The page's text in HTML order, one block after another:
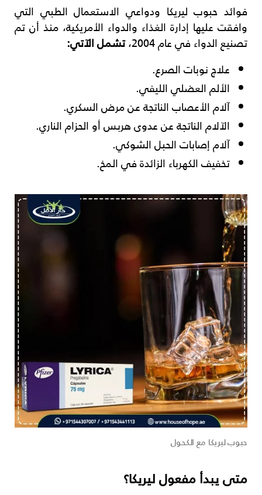
فوائد حبوب ليريكا ودواعي الاستعمال الطبي التي
وافقت عليها إدارة الغذاء والدواء الأمريكية، منذ أن تم
تصنيع الدواء في عام 2004،
تشمل الآتي:
علاج نوبات الصرع.
الألم العضلي الليفي.
آلام الأعصاب الناتجة عن مرض السكري.
الآلام الناتجة عن عدوى هربس أو الحزام الناري.
آلام إصابات الحبل الشوكي.
تخفيف الكهرباء الزائدة في المخ.
حبوب ليريكا مع الكحول
متى يبدأ مفعول ليريكا؟